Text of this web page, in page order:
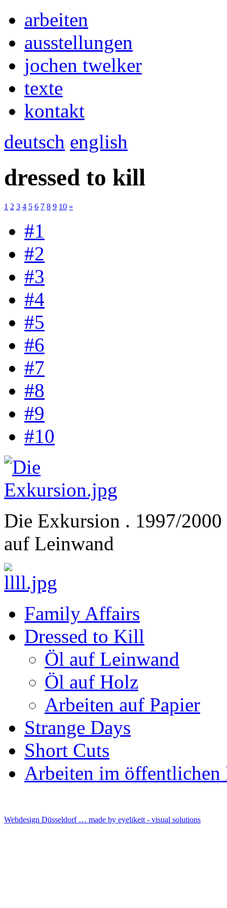
arbeiten
ausstellungen
jochen twelker
texte
kontakt
deutsch english
dressed to kill
1 2 3 4 5 6 7 8 9 10 »
#1
#2
#3
#4
#5
#6
#7
#8
#9
#10
Die Exkursion . 1997/
auf Leinwand
Family Affairs
Dressed to Kill
Öl auf Leinwand
Öl auf Holz
Arbeiten auf Papier
Strange Days
Short Cuts
Arbeiten im öffentlichen
Webdesign Düsseldorf … made by eyelikeit - visual solutions